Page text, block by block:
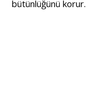
bütünlüğünü korur.